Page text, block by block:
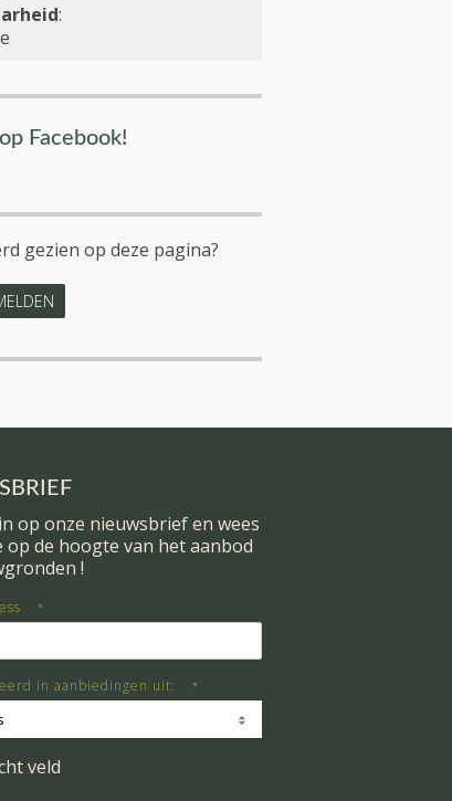
:
Facebook!
gezien op deze pagina?
op onze nieuwsbrief en wees
op de hoogte van het aanbod
!
*
in aanbiedingen uit: *
veld